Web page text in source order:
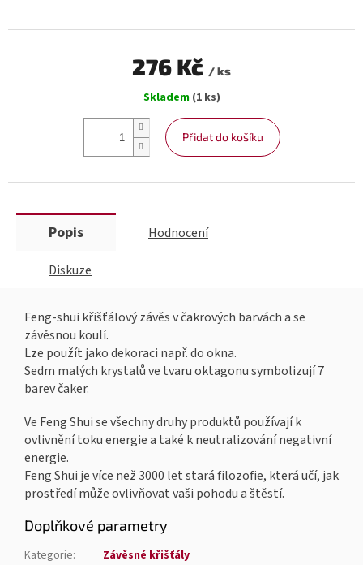
276 Kč / ks
cena:
Skladem (1 ks)
Přidat do košíku
Popis Hodnocení
Diskuze
Feng-shui křišťálový závěs v čakrových barvách a se
závěsnou koulí.
Lze použít jako dekoraci např. do okna.
Sedm malých krystalů ve tvaru oktagonu symbolizují 7
barev čaker.
Ve Feng Shui se všechny druhy produktů používají k
ovlivnění toku energie a také k neutralizování negativní
energie.
Feng Shui je více než 3000 let stará filozofie, která učí, jak
prostředí může ovlivňovat vaši pohodu a štěstí.
Doplňkové parametry
Kategorie:
Závěsné křišťály